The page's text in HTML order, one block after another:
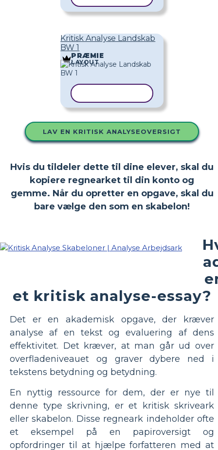
Kritisk Analyse Landskab
BW 1
PRÆMIE
LAYOUT
LAV EN KRITISK ANALYSEOVERSIGT
Hvis du tildeler dette til dine elever, skal du
kopiere regnearket til din konto og
gemme. Når du opretter en opgave, skal du
bare vælge den som en skabelon!
et kritisk analyse-essay?
Det er en akademisk opgave, der kræver
analyse af en tekst og evaluering af dens
effektivitet. Det kræver, at man går ud over
overfladeniveauet og graver dybere ned i
tekstens betydning og betydning.
En nyttig ressource for dem, der er nye til
denne type skrivning, er et kritisk skriveark
eller skabelon. Disse regneark indeholder ofte
et eksempel på en papiroversigt og
opfordringer til at hjælpe forfatteren med at